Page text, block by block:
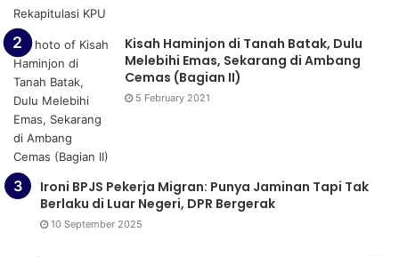
Kisah Haminjon di Tanah Batak, Dulu
Melebihi Emas, Sekarang di Ambang
Cemas (Bagian II)
5 February 2021
Ironi BPJS Pekerja Migran: Punya Jaminan Tapi Tak
Berlaku di Luar Negeri, DPR Bergerak
10 September 2025